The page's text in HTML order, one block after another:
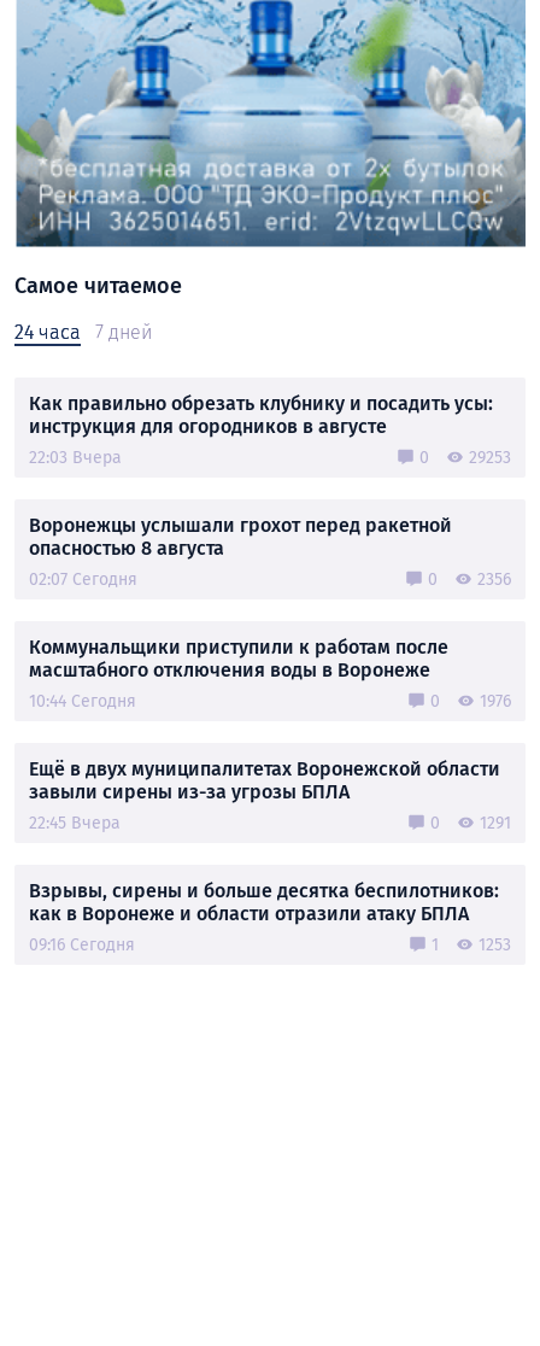
Самое читаемое
24 часа 7 дней
Как правильно обрезать клубнику и посадить усы:
инструкция для огородников в августе
22:03 Вчера 0 29253
Воронежцы услышали грохот перед ракетной
опасностью 8 августа
02:07 Сегодня 0 2356
Коммунальщики приступили к работам после
масштабного отключения воды в Воронеже
10:44 Сегодня 0 1976
Ещё в двух муниципалитетах Воронежской области
завыли сирены из-за угрозы БПЛА
22:45 Вчера 0 1291
Взрывы, сирены и больше десятка беспилотников:
как в Воронеже и области отразили атаку БПЛА
09:16 Сегодня 1 1253